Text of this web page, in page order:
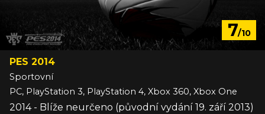
7/10
PES 2014
Sportovní
PC, PlayStation 3, PlayStation 4, Xbox 360, Xbox One
2014 - Blíže neurčeno (původní vydání 19. září 2013)